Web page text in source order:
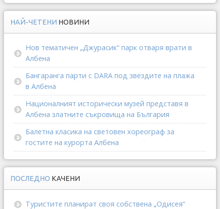
НАЙ-ЧЕТЕНИ НОВИНИ
Нов тематичен „Джурасик“ парк отваря врати в
Албена
Бангаранга парти с DARA под звездите на плажа
в Албена
Националният исторически музей представя в
Албена златните съкровища на България
Балетна класика на световен хореограф за
гостите на курорта Албена
ПОСЛЕДНО КАЧЕНИ
Туристите планират своя собствена „Одисея“